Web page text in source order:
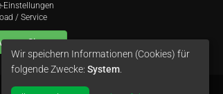
Einstellungen
/ Service
Sie uns
Wir speichern Informationen (Cookies) für
folgende Zwecke: System